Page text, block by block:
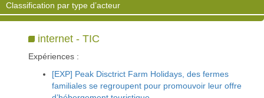
Classification par type d’acteur
internet - TIC
Expériences :
[EXP] Peak Disctrict Farm Holidays, des fermes
familiales se regroupent pour promouvoir leur offre